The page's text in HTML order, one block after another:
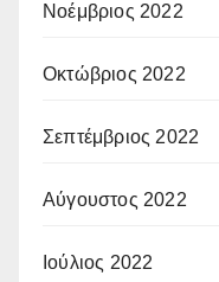
Νοέμβριος 2022
Οκτώβριος 2022
Σεπτέμβριος 2022
Αύγουστος 2022
Ιούλιος 2022